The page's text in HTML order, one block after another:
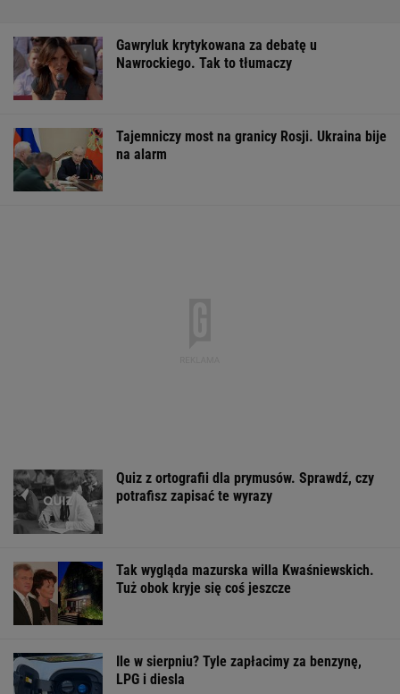
Gawryluk krytykowana za debatę u
Nawrockiego. Tak to tłumaczy
Tajemniczy most na granicy Rosji. Ukraina bije
na alarm
Quiz z ortografii dla prymusów. Sprawdź, czy
potrafisz zapisać te wyrazy
Tak wygląda mazurska willa Kwaśniewskich.
Tuż obok kryje się coś jeszcze
Ile w sierpniu? Tyle zapłacimy za benzynę,
LPG i diesla